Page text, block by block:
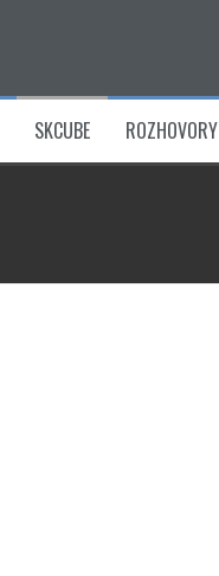
SKCUBE ROZHOVORY